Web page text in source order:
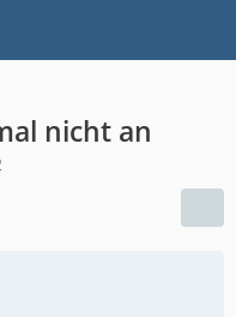
nicht an